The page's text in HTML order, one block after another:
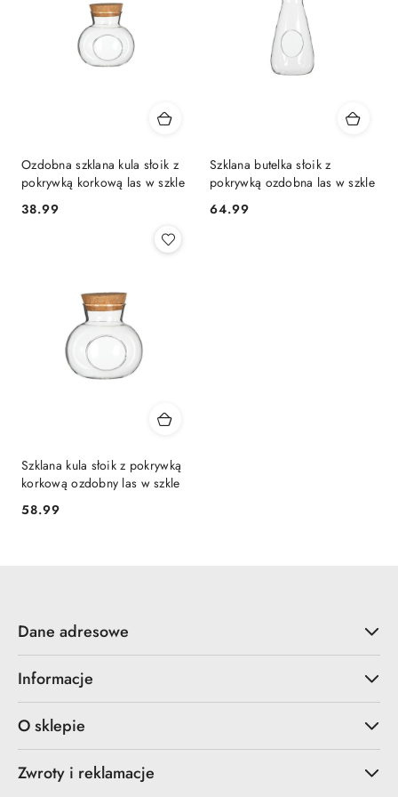
Ozdobna szklana kula słoik z
pokrywką korkową las w szkle
Cena:
38.99
Szklana butelka słoik z
pokrywką ozdobna las w szkle
Cena:
64.99
Szklana kula słoik z pokrywką
korkową ozdobny las w szkle
Cena:
58.99
Dane adresowe
Informacje
O sklepie
Zwroty i reklamacje